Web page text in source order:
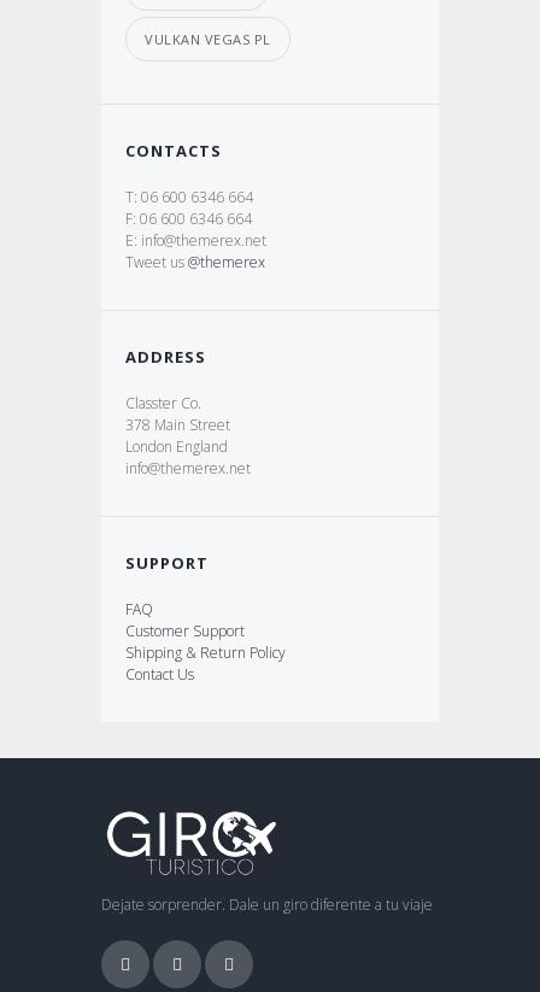
VULKAN VEGAS PL
CONTACTS
T: 06 600 6346 664
F: 06 600 6346 664
E: info@themerex.net
Tweet us@themerex
ADDRESS
Classter Co.
378 Main Street
London England
info@themerex.net
SUPPORT
FAQ
Customer Support
Shipping & Return Policy
Contact Us
Dejate sorprender. Dale un giro diferente a tu viaje